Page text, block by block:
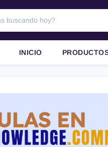
INICIO